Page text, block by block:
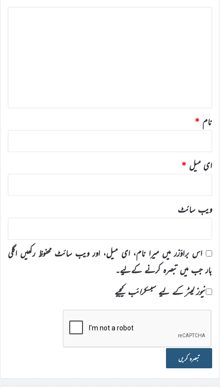
نام *
ای میل *
ویب‌ سائٹ
اس براؤزر میں میرا نام، ای میل، اور ویب سائٹ محفوظ رکھیں اگلی
بار جب میں تبصرہ کرنے کےلیے۔
نیوز لیٹر کے لیے سبسکرائب کیجیے